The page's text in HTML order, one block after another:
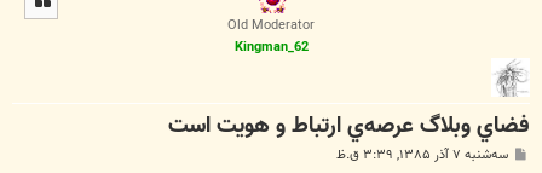
Old Moderator
Kingman_62
فضاي وبلاگ عرصه‌ي ارتباط و هويت است
سه‌شنبه ۷ آذر ۱۳۸۵, ۳:۳۹ ق.ظ